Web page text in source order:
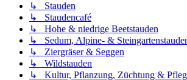
↳ Stauden
↳ Staudencafé
↳ Hohe & niedrige Beetstauden
↳ Sedum, Alpine- &
↳ Ziergräser & Seggen
↳ Wildstauden
↳ Kultur, Pflanzung, Züchtung &